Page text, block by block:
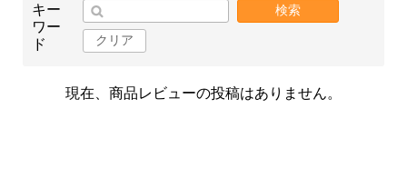
キー
ワー
ド
検索
クリア
現在、商品レビューの投稿はありません。